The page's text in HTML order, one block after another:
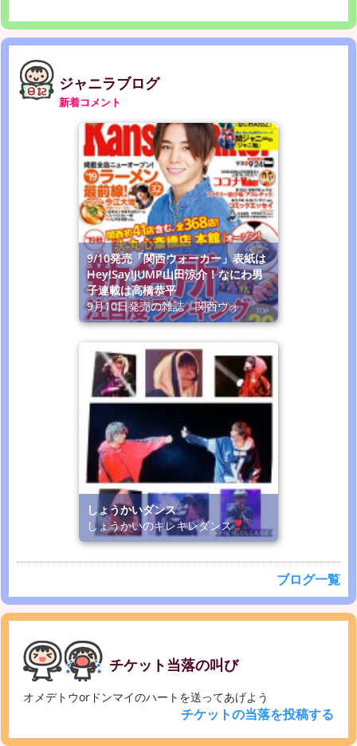
ジャニラブログ
新着コメント
9/10発売「関西ウォーカー」表紙は
Hey!Say!JUMP山田涼介！なにわ男
子連載は高橋恭平
9月10日発売の雑誌「関西ウォ
しょうかいダンス
しょうかいのキレキレダンス
ブログ一覧
チケット当落の叫び
オメデトウorドンマイのハートを送ってあげよう
チケットの当落を投稿する